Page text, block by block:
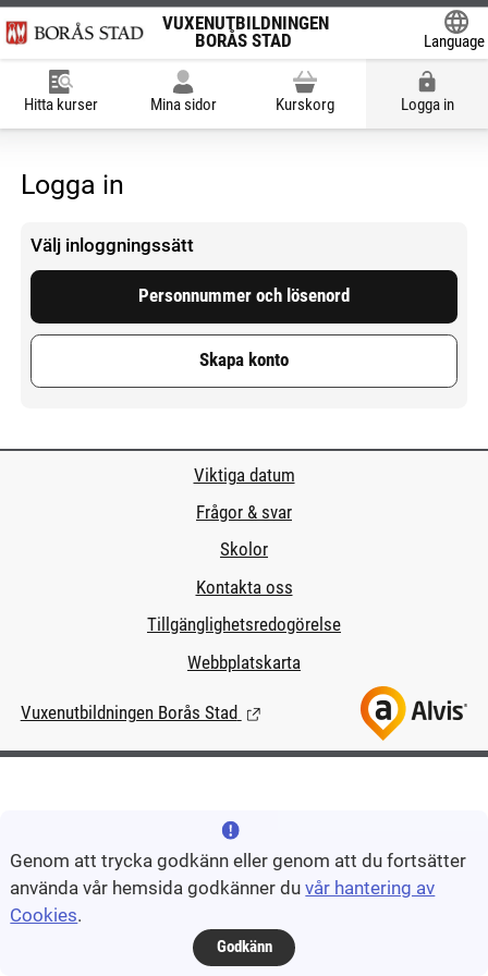
VUXENUTBILDNINGEN
BORÅS STAD
Language
Hitta kurser Mina sidor Kurskorg Logga in
Logga in
Välj inloggningssätt
Personnummer och lösenord
Skapa konto
Viktiga datum
Frågor & svar
Skolor
Kontakta oss
Tillgänglighetsredogörelse
Webbplatskarta
Vuxenutbildningen Borås Stad (Länk till extern sida.)
Genom att trycka godkänn eller genom att du fortsätter
använda vår hemsida godkänner duvår hantering av
Cookies.
Godkänn